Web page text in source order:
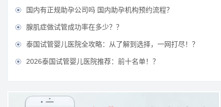
 国内有正规助孕公司吗 国内助孕机构预约流程？
 腺肌症做试管成功率在多少？？
 泰国试管婴儿医院全攻略：从了解到选择，一网打尽！？
 2026泰国试管婴儿医院推荐：前十名单！？